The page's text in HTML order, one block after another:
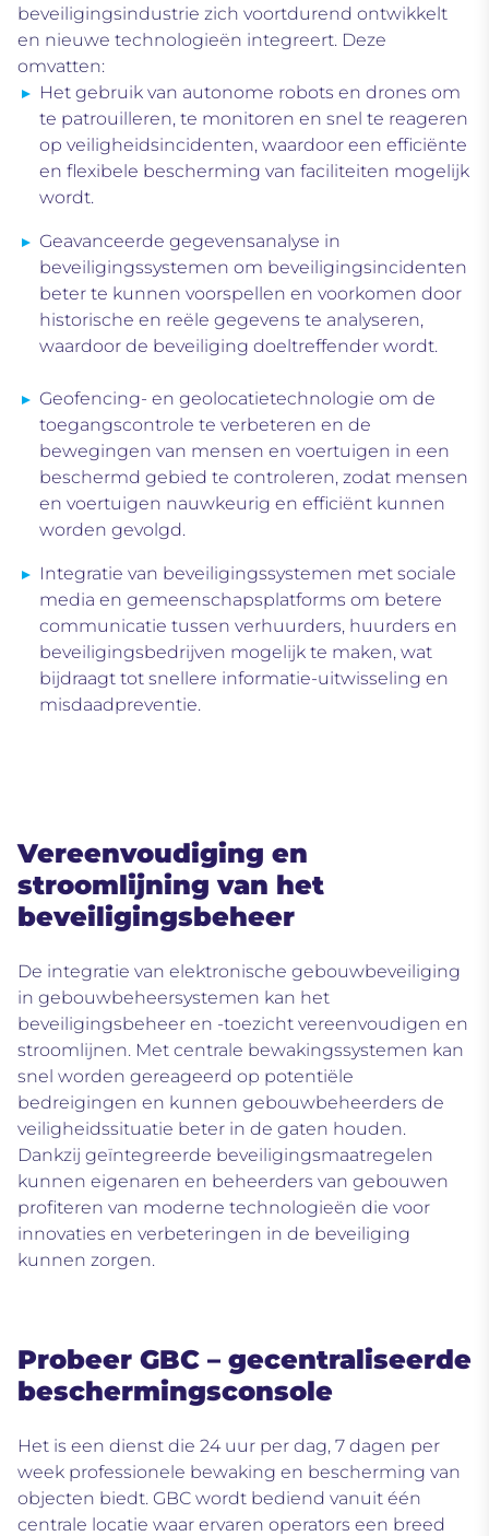
beveiligingsindustrie zich voortdurend ontwikkelt
en nieuwe technologieën integreert. Deze
omvatten:
Het gebruik van autonome robots en drones om
te patrouilleren, te monitoren en snel te reageren
op veiligheidsincidenten, waardoor een efficiënte
en flexibele bescherming van faciliteiten mogelijk
wordt.
Geavanceerde gegevensanalyse in
beveiligingssystemen om beveiligingsincidenten
beter te kunnen voorspellen en voorkomen door
historische en reële gegevens te analyseren,
waardoor de beveiliging doeltreffender wordt.
Geofencing- en geolocatietechnologie om de
toegangscontrole te verbeteren en de
bewegingen van mensen en voertuigen in een
beschermd gebied te controleren, zodat mensen
en voertuigen nauwkeurig en efficiënt kunnen
worden gevolgd.
Integratie van beveiligingssystemen met sociale
media en gemeenschapsplatforms om betere
communicatie tussen verhuurders, huurders en
beveiligingsbedrijven mogelijk te maken, wat
bijdraagt tot snellere informatie-uitwisseling en
misdaadpreventie.
Vereenvoudiging en
stroomlijning van het
beveiligingsbeheer
De integratie van elektronische gebouwbeveiliging
in gebouwbeheersystemen kan het
beveiligingsbeheer en -toezicht vereenvoudigen en
stroomlijnen. Met centrale bewakingssystemen kan
snel worden gereageerd op potentiële
bedreigingen en kunnen gebouwbeheerders de
veiligheidssituatie beter in de gaten houden.
Dankzij geïntegreerde beveiligingsmaatregelen
kunnen eigenaren en beheerders van gebouwen
profiteren van moderne technologieën die voor
innovaties en verbeteringen in de beveiliging
kunnen zorgen.
Probeer GBC – gecentraliseerde
beschermingsconsole
Het is een dienst die 24 uur per dag, 7 dagen per
week professionele bewaking en bescherming van
objecten biedt. GBC wordt bediend vanuit één
centrale locatie waar ervaren operators een breed